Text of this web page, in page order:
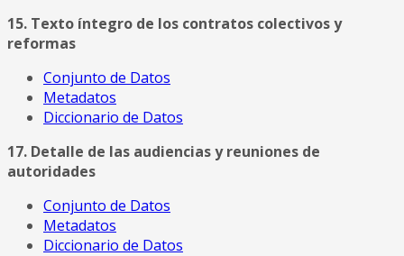
15. Texto íntegro de los contratos colectivos y
reformas
Conjunto de Datos
Metadatos
Diccionario de Datos
17. Detalle de las audiencias y reuniones de
autoridades
Conjunto de Datos
Metadatos
Diccionario de Datos